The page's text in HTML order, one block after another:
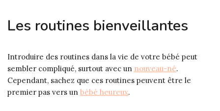
Les routines bienveillantes
Introduire des routines dans la vie de votre bébé peut
sembler compliqué, surtout avec un nouveau-né.
Cependant, sachez que ces routines peuvent être le
premier pas vers un bébé heureux.